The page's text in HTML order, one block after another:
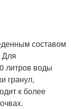
составом
Для
литров воды
гранул,
к более